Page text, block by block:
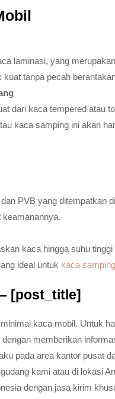
laminasi, yang
tanpa pecah
dari kaca tempered atau
kaca samping ini akan
PVB yang ditempatkan
keamanannya.
kaca hingga suhu
ideal untuk kaca samping
[post_title]
kaca mobil. Untuk
memberikan
pada area kantor pusat
kami atau di lokasi
dengan jasa kirim